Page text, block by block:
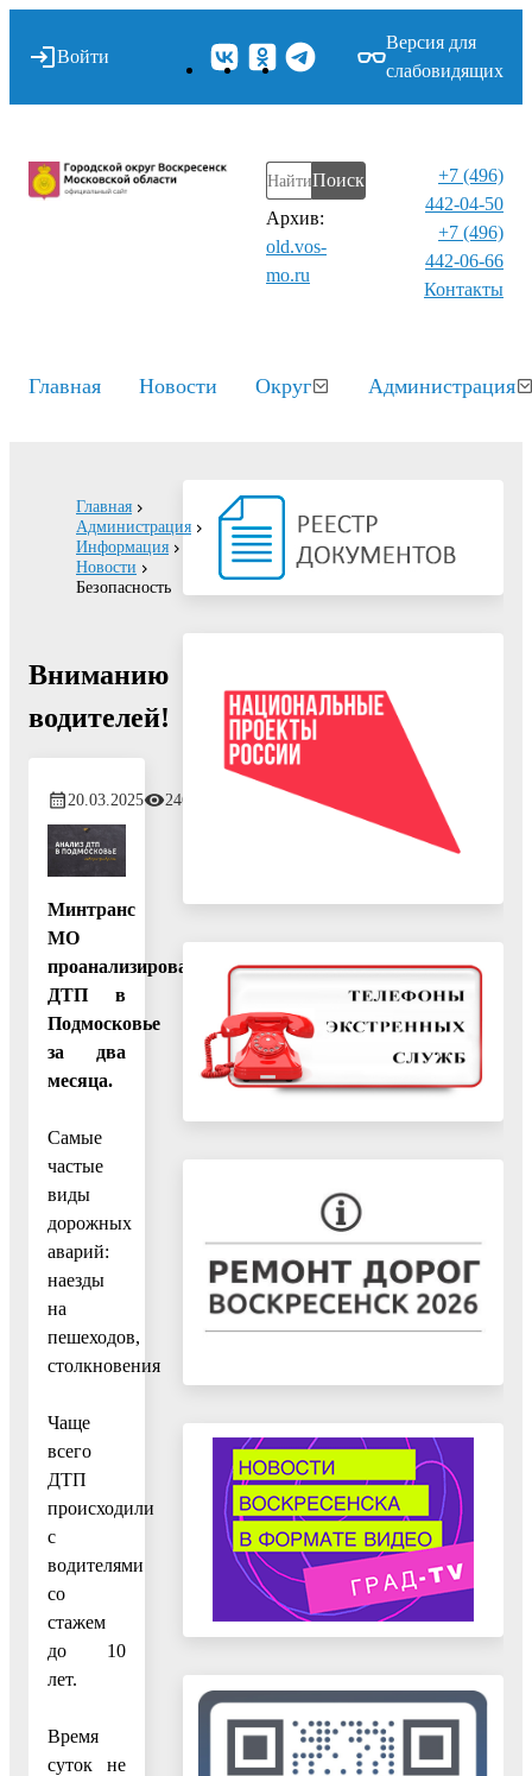
Войти
Версия для
слабовидящих
Поиск
Архив:
old.vos-
mo.ru
+7 (496)
442-04-50
+7 (496)
442-06-66
Контакты⁠
Главная Новости Округ Администрация
Главная
Администрация
Информация
Новости
Безопасность
Вниманию
водителей!
20.03.2025 246
Минтранс
МО
проанализировало
ДТП в
Подмосковье
за два
месяца.
Самые
частые
виды
дорожных
аварий:
наезды
на
пешеходов,
столкновения
Чаще
всего
ДТП
происходили
с
водителями
со
стажем
до 10
лет.
Время
суток не